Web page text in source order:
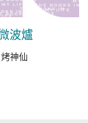
波爐
烤神仙